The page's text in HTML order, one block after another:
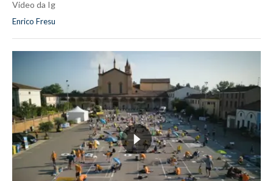
Video da Ig
Enrico Fresu